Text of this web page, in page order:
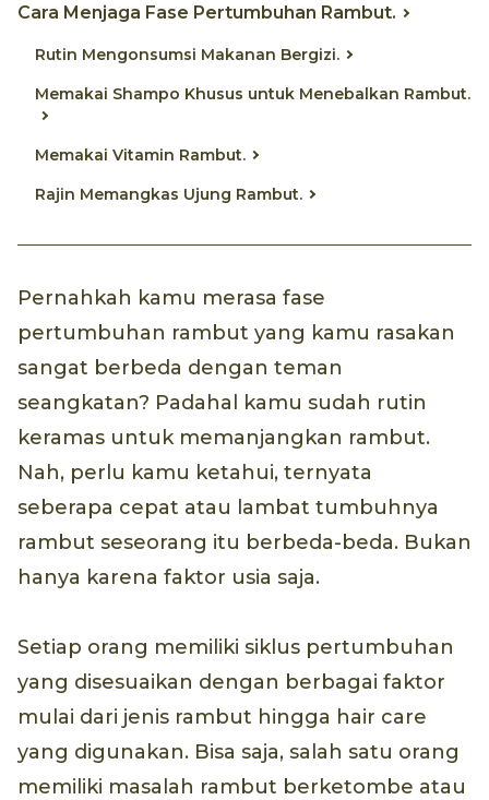
Cara Menjaga Fase Pertumbuhan Rambut.
Rutin Mengonsumsi Makanan Bergizi.
Memakai Shampo Khusus untuk Menebalkan Rambut.
Memakai Vitamin Rambut.
Rajin Memangkas Ujung Rambut.
Pernahkah kamu merasa fase
pertumbuhan rambut yang kamu rasakan
sangat berbeda dengan teman
seangkatan? Padahal kamu sudah rutin
keramas untuk memanjangkan rambut.
Nah, perlu kamu ketahui, ternyata
seberapa cepat atau lambat tumbuhnya
rambut seseorang itu berbeda-beda. Bukan
hanya karena faktor usia saja.
Setiap orang memiliki siklus pertumbuhan
yang disesuaikan dengan berbagai faktor
mulai dari jenis rambut hingga hair care
yang digunakan. Bisa saja, salah satu orang
memiliki masalah rambut berketombe atau